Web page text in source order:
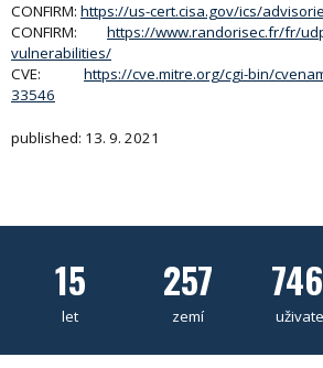
CONFIRM: https://us-cert.cisa.gov/ics/
CONFIRM: https://www.randorisec.fr/fr/
vulnerabilities/
CVE: https://cve.mitre.org/cgi-bin/
33546
published: 13. 9. 2021
15
let
257
zemí